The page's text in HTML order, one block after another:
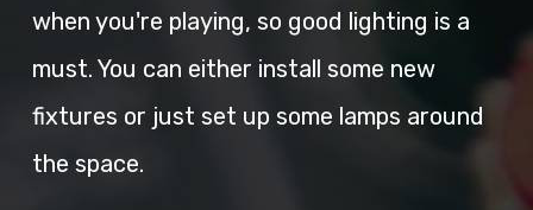
when you're playing, so good lighting is a
must. You can either install some new
fixtures or just set up some lamps around
the space.